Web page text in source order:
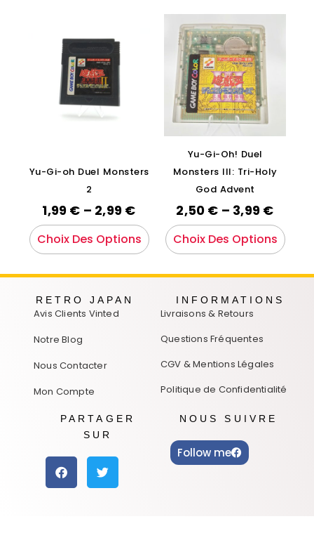
Yu-Gi-oh Duel Monsters
2
1,99 € – 2,99 €
Choix Des Options
Yu-Gi-Oh! Duel
Monsters III: Tri-Holy
God Advent
2,50 € – 3,99 €
Choix Des Options
RETRO JAPAN
Avis Clients Vinted
Notre Blog
Nous Contacter
Mon Compte
INFORMATIONS
Livraisons & Retours
Questions Fréquentes
CGV & Mentions Légales
Politique de Confidentialité
PARTAGER
SUR
NOUS SUIVRE
Follow me